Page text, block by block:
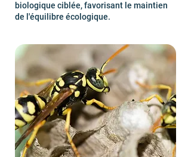
biologique ciblée, favorisant le maintien
de l'équilibre écologique.